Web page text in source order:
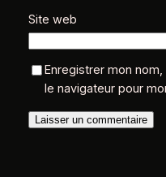
Site web
Enregistrer mon
le navigateur pour